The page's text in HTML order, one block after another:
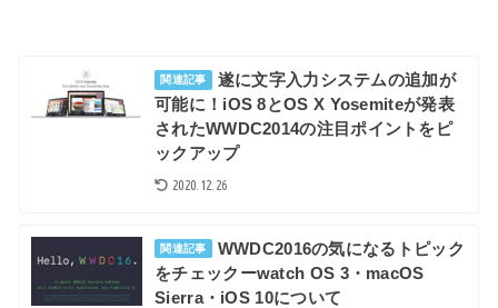
関連記事
遂に文字入力システムの追加が
可能に！iOS 8とOS X Yosemiteが発表
されたWWDC2014の注目ポイントをピ
ックアップ
2020.12.26
関連記事
WWDC2016の気になるトピック
をチェックーwatch OS 3・macOS
Sierra・iOS 10について